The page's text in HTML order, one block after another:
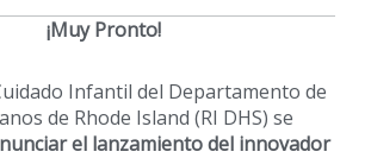
¡Muy Pronto!
Infantil del Departamento de
de Rhode Island (RI DHS) se
el lanzamiento del innovador